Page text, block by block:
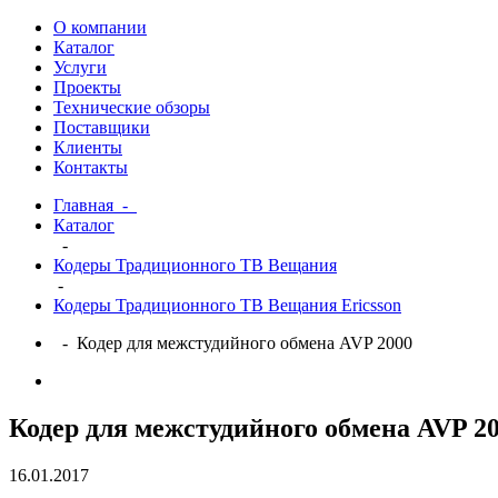
О компании
Каталог
Услуги
Проекты
Технические обзоры
Поставщики
Клиенты
Контакты
Главная -
Каталог
-
Кодеры Традиционного ТВ Вещания
-
Кодеры Традиционного ТВ Вещания Ericsson
- Кодер для межстудийного обмена AVP 2000
Кодер для межстудийного обмена AVP
16.01.2017